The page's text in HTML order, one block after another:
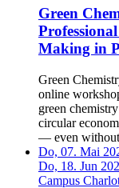
Green
Making in
Green
online
green
circular
— even
Do, 07. Mai
Do, 18. Jun
Campus